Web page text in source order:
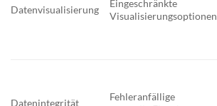
Datenvisualisierung
Eingeschränkte
Visualisierungsoptionen
Datenintegrität
Fehleranfällige